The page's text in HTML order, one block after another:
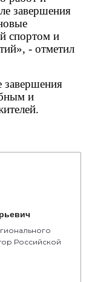
завершения
спортом и
- отметил
и
Российской